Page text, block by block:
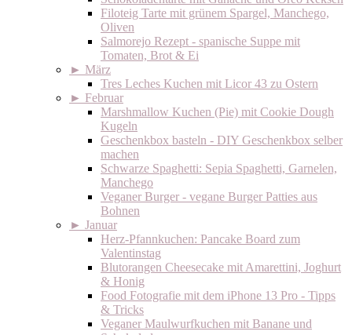
Filoteig Tarte mit grünem Spargel, Manchego,
Oliven
Salmorejo Rezept - spanische Suppe mit
Tomaten, Brot & Ei
► März
Tres Leches Kuchen mit Licor 43 zu Ostern
► Februar
Marshmallow Kuchen (Pie) mit Cookie Dough
Kugeln
Geschenkbox basteln - DIY Geschenkbox selber
machen
Schwarze Spaghetti: Sepia Spaghetti, Garnelen,
Manchego
Veganer Burger - vegane Burger Patties aus
Bohnen
► Januar
Herz-Pfannkuchen: Pancake Board zum
Valentinstag
Blutorangen Cheesecake mit Amarettini, Joghurt
& Honig
Food Fotografie mit dem iPhone 13 Pro - Tipps
& Tricks
Veganer Maulwurfkuchen mit Banane und